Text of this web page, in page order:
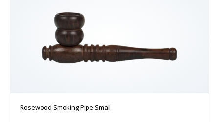
Rosewood Smoking Pipe Small